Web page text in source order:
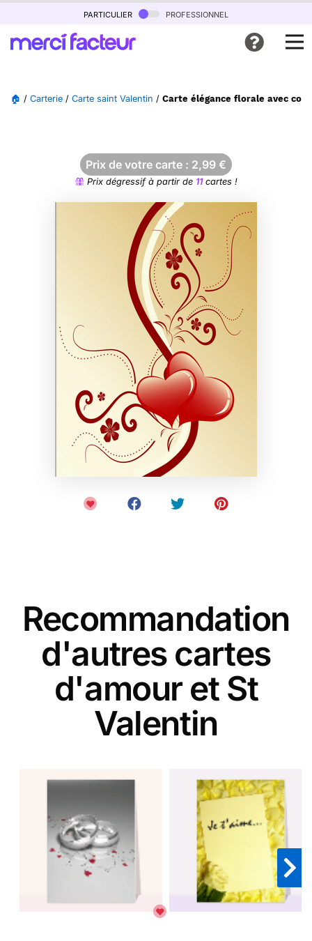
particulier professionnel
🏠 / Carterie / Carte saint Valentin / Carte élégance florale avec
Prix de votre carte : 2,99 €
Prix dégressif à partir de 11cartes !
Recommandation
d'autres cartes
d'amour et St
Valentin